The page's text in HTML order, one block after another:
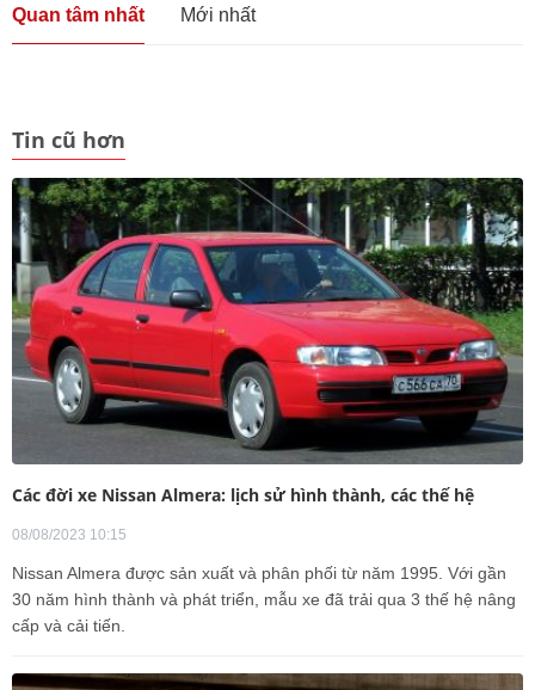
Quan tâm nhất Mới nhất
Tin cũ hơn
Các đời xe Nissan Almera: lịch sử hình thành, các thế hệ
08/08/2023 10:15
Nissan Almera được sản xuất và phân phối từ năm 1995. Với gần
30 năm hình thành và phát triển, mẫu xe đã trải qua 3 thế hệ nâng
cấp và cải tiến.